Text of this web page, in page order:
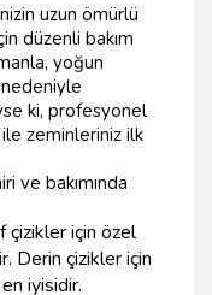
uzun ömürlü
düzenli bakım
yoğun
nedeniyle
ki, profesyonel
zeminleriniz ilk
ve bakımında
çizikler için özel
Derin çizikler için
iyisidir.